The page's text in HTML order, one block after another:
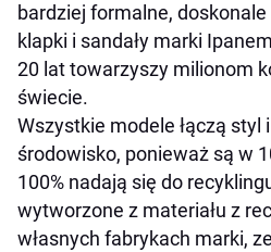
bardziej formalne, doskonale
klapki i sandały marki
20 lat towarzyszy milionom
świecie.
Wszystkie modele łączą styl
środowisko, ponieważ są w
100% nadają się do
wytworzone z materiału z
własnych fabrykach marki,